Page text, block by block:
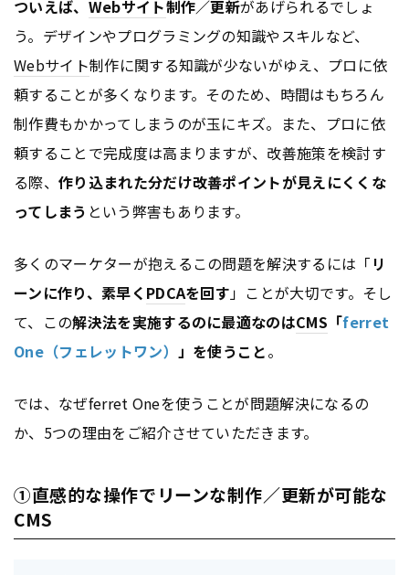
ついえば、 Webサイト制作／更新があげられるでしょ
う。デザインやプログラミングの知識やスキルなど、
Webサイト制作に関する知識が少ないがゆえ、プロに依
頼することが多くなります。そのため、時間はもちろん
制作費もかかってしまうのが玉にキズ。また、プロに依
頼することで完成度は高まりますが、改善施策を検討す
る際、 作り込まれた分だけ改善ポイントが見えにくくな
ってしまう という弊害もあります。
多くのマーケターが抱えるこの問題を解決するには「 リ
ーンに作り、素早く PDCAを回す」ことが大切です。そし
て、この解決法を実施するのに最適なのはCMS 「ferret
One（フェレットワン） 」を使うこと。
では、なぜferret Oneを使うことが問題解決になるの
か、5つの理由をご紹介させていただきます。
①直感的な操作でリーンな制作／更新が可能な
CMS